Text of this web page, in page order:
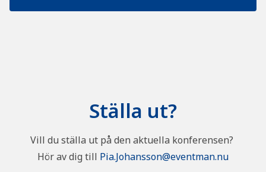
Ställa ut?
Vill du ställa ut på den aktuella konferensen?
Hör av dig till Pia.Johansson@eventman.nu